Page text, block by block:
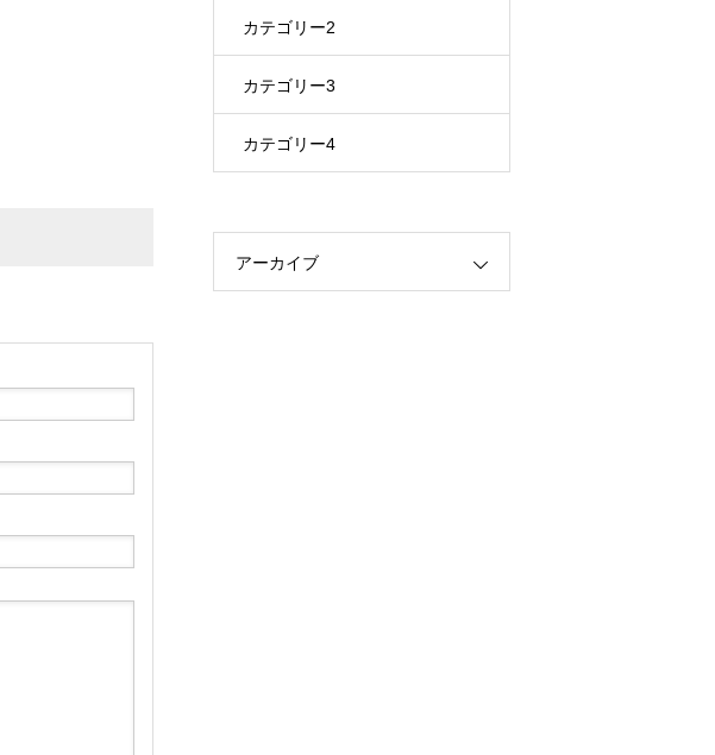
カテゴリー2
カテゴリー3
カテゴリー4
アーカイブ